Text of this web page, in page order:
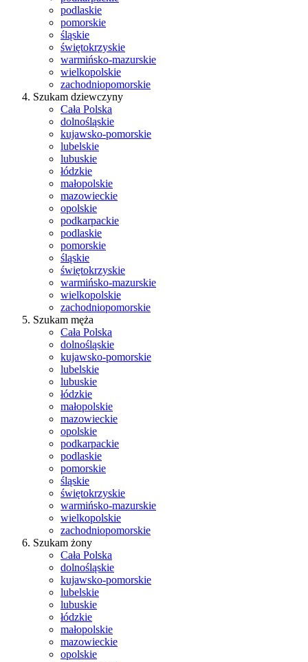
podlaskie
pomorskie
śląskie
świętokrzyskie
warmińsko-mazurskie
wielkopolskie
zachodniopomorskie
Szukam dziewczyny
Cała Polska
dolnośląskie
kujawsko-pomorskie
lubelskie
lubuskie
łódzkie
małopolskie
mazowieckie
opolskie
podkarpackie
podlaskie
pomorskie
śląskie
świętokrzyskie
warmińsko-mazurskie
wielkopolskie
zachodniopomorskie
Szukam męża
Cała Polska
dolnośląskie
kujawsko-pomorskie
lubelskie
lubuskie
łódzkie
małopolskie
mazowieckie
opolskie
podkarpackie
podlaskie
pomorskie
śląskie
świętokrzyskie
warmińsko-mazurskie
wielkopolskie
zachodniopomorskie
Szukam żony
Cała Polska
dolnośląskie
kujawsko-pomorskie
lubelskie
lubuskie
łódzkie
małopolskie
mazowieckie
opolskie